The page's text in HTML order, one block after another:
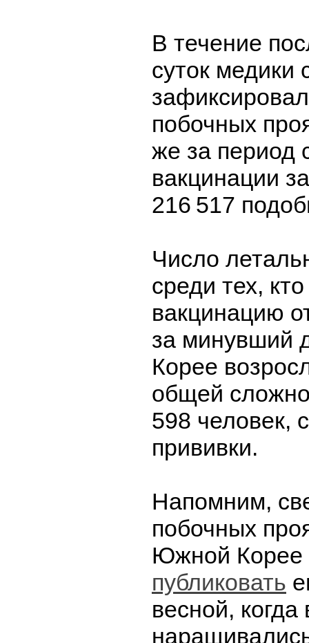
В течение
суток медики
побочных
же за период
вакцинации
216 517
Число
среди тех,
вакцинацию
за минувший
Корее
общей
598 человек,
прививки.
Напомним,
побочных
Южной Корее
публиковать
весной, когда